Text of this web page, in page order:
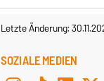
Letzte Änderung:
SOZIALE MEDIEN